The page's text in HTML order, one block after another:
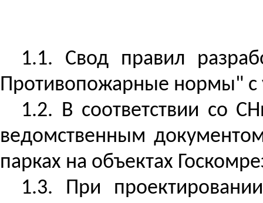
1.1. Свод правил
Противопожарные нормы" с
1.2. В соответствии со
ведомственным
парках на объектах
1.3. При